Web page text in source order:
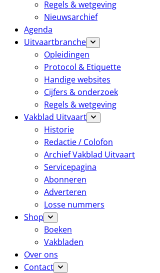
Regels & wetgeving
Nieuwsarchief
Agenda
Uitvaartbranche
Opleidingen
Protocol & Etiquette
Handige websites
Cijfers & onderzoek
Regels & wetgeving
Vakblad Uitvaart
Historie
Redactie / Colofon
Archief Vakblad Uitvaart
Servicepagina
Abonneren
Adverteren
Losse nummers
Shop
Boeken
Vakbladen
Over ons
Contact